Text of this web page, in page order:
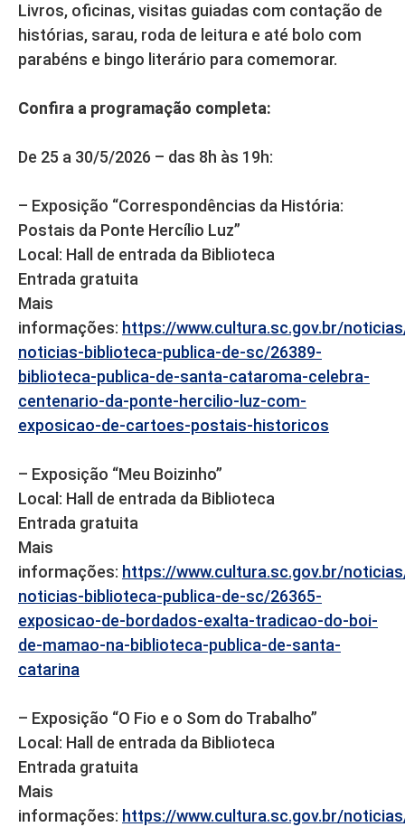
Livros, oficinas, visitas guiadas com contação de
histórias, sarau, roda de leitura e até bolo com
parabéns e bingo literário para comemorar.
Confira a programação completa:
De 25 a 30/5/2026 – das 8h às 19h:
– Exposição “Correspondências da História:
Postais da Ponte Hercílio Luz”
Local: Hall de entrada da Biblioteca
Entrada gratuita
Mais
informações: https://www.cultura.sc.gov.br/
noticias-biblioteca-publica-de-sc/26389-
biblioteca-publica-de-santa-cataroma-celebra-
centenario-da-ponte-hercilio-luz-com-
exposicao-de-cartoes-postais-historicos
– Exposição “Meu Boizinho”
Local: Hall de entrada da Biblioteca
Entrada gratuita
Mais
informações: https://www.cultura.sc.gov.br/
noticias-biblioteca-publica-de-sc/26365-
exposicao-de-bordados-exalta-tradicao-do-boi-
de-mamao-na-biblioteca-publica-de-santa-
catarina
– Exposição “O Fio e o Som do Trabalho”
Local: Hall de entrada da Biblioteca
Entrada gratuita
Mais
informações: https://www.cultura.sc.gov.br/